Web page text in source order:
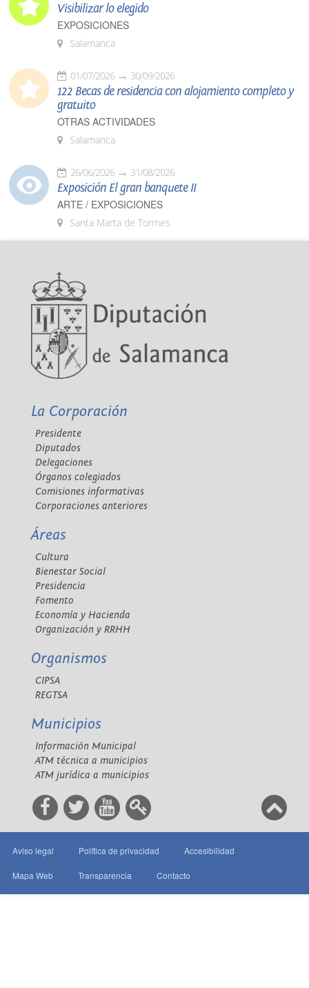
Visibilizar lo elegido
EXPOSICIONES
Salamanca
01/07/2026 30/09/2026
122 Becas de residencia con alojamiento completo y
gratuito
OTRAS ACTIVIDADES
Salamanca
26/06/2026 31/08/2026
Exposición El gran banquete II
ARTE / EXPOSICIONES
Santa Marta de Tormes
La Corporación
Presidente
Diputados
Delegaciones
Órganos colegiados
Comisiones informativas
Corporaciones anteriores
Áreas
Cultura
Bienestar Social
Presidencia
Fomento
Economía y Hacienda
Organización y RRHH
Organismos
CIPSA
REGTSA
Municipios
Información Municipal
ATM técnica a municipios
ATM jurídica a municipios
Aviso legal Política de privacidad Accesibilidad
Mapa Web Transparencia Contacto